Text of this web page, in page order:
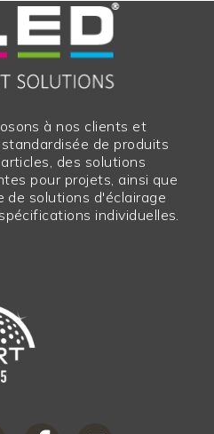
N
N
N
51,00 mm
à nos clients et
de produits
des solutions
pour projets, ainsi que
de solutions d'éclairage
individuelles.